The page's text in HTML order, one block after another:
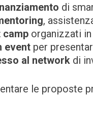
di
,
camp organizzati
event per
al network di
le proposte